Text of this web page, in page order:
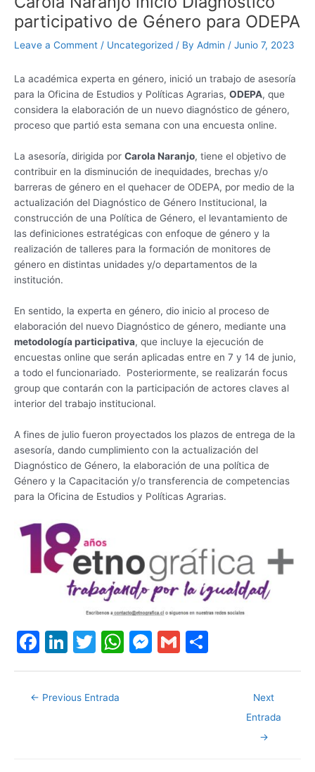
participativo de Género para ODEPA
Leave a Comment / Uncategorized / By Admin / Junio 7, 2023
La académica experta en género, inició un trabajo de asesoría
para la Oficina de Estudios y Políticas Agrarias, ODEPA, que
considera la elaboración de un nuevo diagnóstico de género,
proceso que partió esta semana con una encuesta online.
La asesoría, dirigida por Carola Naranjo, tiene el objetivo de
contribuir en la disminución de inequidades, brechas y/o
barreras de género en el quehacer de ODEPA, por medio de la
actualización del Diagnóstico de Género Institucional, la
construcción de una Política de Género, el levantamiento de
las definiciones estratégicas con enfoque de género y la
realización de talleres para la formación de monitores de
género en distintas unidades y/o departamentos de la
institución.
En sentido, la experta en género, dio inicio al proceso de
elaboración del nuevo Diagnóstico de género, mediante una
metodología participativa, que incluye la ejecución de
encuestas online que serán aplicadas entre en 7 y 14 de junio,
a todo el funcionariado. Posteriormente, se realizarán focus
group que contarán con la participación de actores claves al
interior del trabajo institucional.
A fines de julio fueron proyectados los plazos de entrega de la
asesoría, dando cumplimiento con la actualización del
Diagnóstico de Género, la elaboración de una política de
Género y la Capacitación y/o transferencia de competencias
para la Oficina de Estudios y Políticas Agrarias.
F
a
e
Li
n
e
T
w
er
W
h
M
e
G
m h
← Previous Entrada
Next
Entrada
→